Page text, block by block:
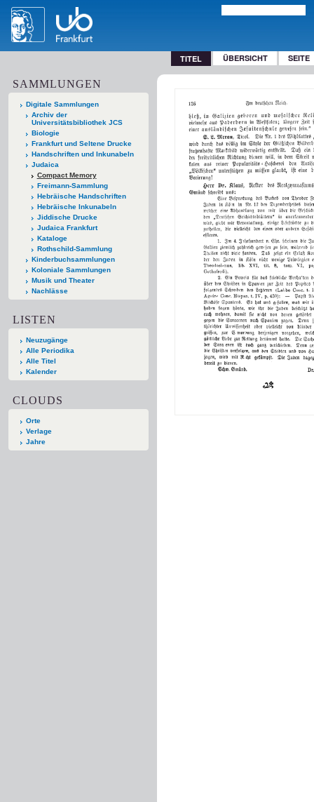
TITEL ÜBERSICHT SEITE
SAMMLUNGEN
Digitale Sammlungen
Archiv der
Universitätsbibliothek JCS
Biologie
Frankfurt und Seltene Drucke
Handschriften und Inkunabeln
Judaica
Compact Memory
Freimann-Sammlung
Hebräische Handschriften
Hebräische Inkunabeln
Jiddische Drucke
Judaica Frankfurt
Kataloge
Rothschild-Sammlung
Kinderbuchsammlungen
Koloniale Sammlungen
Musik und Theater
Nachlässe
LISTEN
Neuzugänge
Alle Periodika
Alle Titel
Kalender
CLOUDS
Orte
Verlage
Jahre